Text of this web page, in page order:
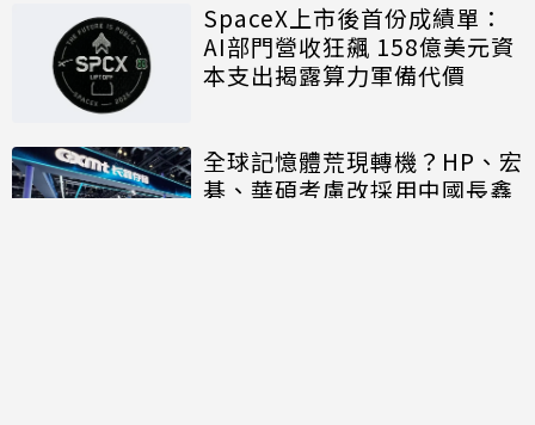
SpaceX上市後首份成績單：
AI部門營收狂飆 158億美元資
本支出揭露算力軍備代價
全球記憶體荒現轉機？HP、宏
碁、華碩考慮改採用中國長鑫